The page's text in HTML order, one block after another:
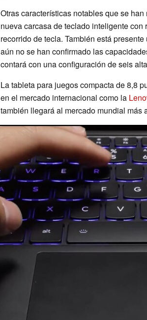
Otras características notables que se
nueva carcasa de teclado inteligente
recorrido de tecla. También está
aún no se han confirmado las
contará con una configuración de seis
La tableta para juegos compacta de 8,8
en el mercado internacional como la
también llegará al mercado mundial más